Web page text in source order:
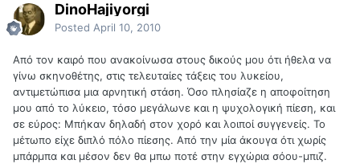
DinoHajiyorgi
Posted April 10, 2010
Από τον καιρό που ανακοίνωσα στους δικούς μου ότι ήθελα να
γίνω σκηνοθέτης, στις τελευταίες τάξεις του λυκείου,
αντιμετώπισα μια αρνητική στάση. Όσο πλησίαζε η αποφοίτηση
μου από το λύκειο, τόσο μεγάλωνε και η ψυχολογική πίεση, και
σε εύρος: Μπήκαν δηλαδή στον χορό και λοιποί συγγενείς. Το
μέτωπο είχε διπλό πόλο πίεσης. Από την μία άκουγα ότι χωρίς
μπάρμπα και μέσον δεν θα μπω ποτέ στην εγχώρια σόου-μπιζ.